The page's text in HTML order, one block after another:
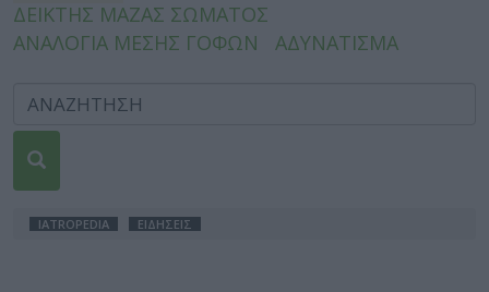
ΔΕΙΚΤΗΣ ΜΑΖΑΣ ΣΩΜΑΤΟΣ
ΑΝΑΛΟΓΙΑ ΜΕΣΗΣ ΓΟΦΩΝ
ΑΔΥΝΑΤΙΣΜΑ
IATROPEDIA ΕΙΔΗΣΕΙΣ